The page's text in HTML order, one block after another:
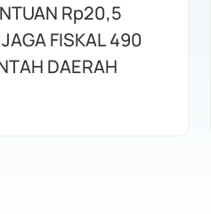
Rp20,5
FISKAL 490
DAERAH